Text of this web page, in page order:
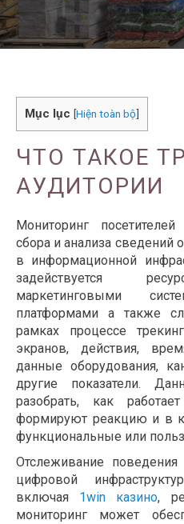
Mục lục [Hiện toàn bộ]
ЧТО ТАКОЕ
АУДИТОРИИ
Мониторинг
сбора и анализа сведений
в информационной
задействуется
маркетинговыми
платформами а также
рамках процессе
экранов, действия,
данные оборудования,
другие показатели.
разобрать, как
формируют реакцию и в
функциональные или
Отслеживание
цифровой
включая 1win казино,
мониторинг может